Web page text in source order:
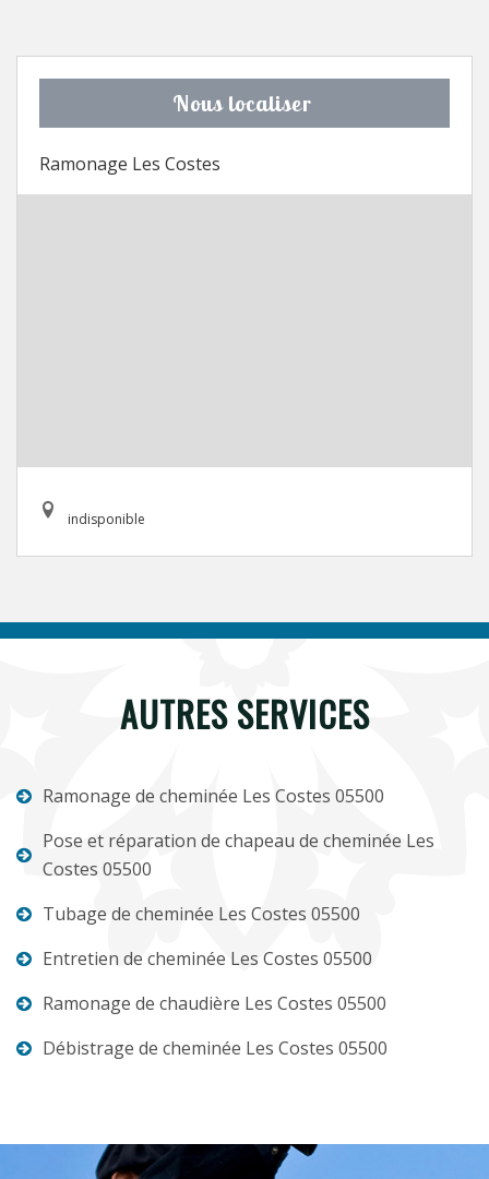
Nous localiser
Ramonage Les Costes
indisponible
AUTRES SERVICES
Ramonage de cheminée Les Costes 05500
Pose et réparation de chapeau de cheminée Les
Costes 05500
Tubage de cheminée Les Costes 05500
Entretien de cheminée Les Costes 05500
Ramonage de chaudière Les Costes 05500
Débistrage de cheminée Les Costes 05500